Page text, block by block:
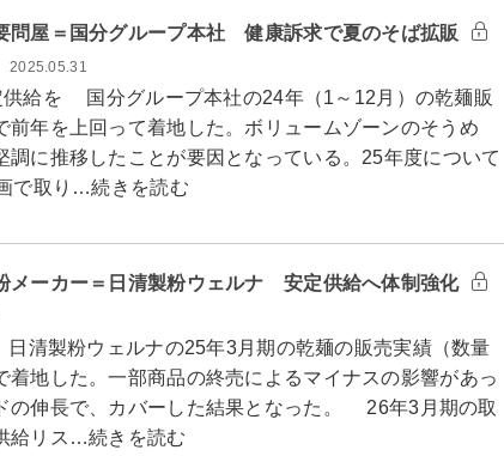
問屋＝国分グループ本社 健康訴求で夏のそば拡販
2025.05.31
給を 国分グループ本社の24年（1～12月）の乾麺販
前年を上回って着地した。ボリュームゾーンのそうめ
調に推移したことが要因となっている。25年度について
で取り…続きを読む
メーカー＝日清製粉ウェルナ 安定供給へ体制強化
製粉ウェルナの25年3月期の乾麺の販売実績（数量
着地した。一部商品の終売によるマイナスの影響があっ
の伸長で、カバーした結果となった。 26年3月期の取
給リス…続きを読む